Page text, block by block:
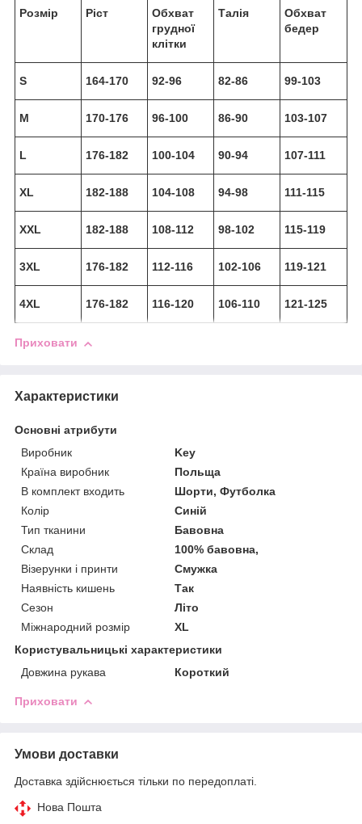
Розмір Ріст
Обхват
грудної
клітки
Талія
Обхват
бедер
S 164-170 92-96 82-86 99-103
M 170-176 96-100 86-90 103-107
L 176-182 100-104 90-94 107-111
XL 182-188 104-108 94-98 111-115
XXL 182-188 108-112 98-102 115-119
3XL 176-182 112-116 102-106 119-121
4XL 176-182 116-120 106-110 121-125
Приховати
Характеристики
Основні атрибути
Виробник
Key
Країна виробник
Польща
В комплект входить
Шорти, Футболка
Колір
Синій
Тип тканини
Бавовна
Склад
100% бавовна,
Візерунки і принти
Смужка
Наявність кишень
Так
Сезон
Літо
Міжнародний розмір
XL
Користувальницькі характеристики
Довжина рукава
Короткий
Приховати
Умови доставки
Доставка здійснюється тільки по передоплаті.
Нова Пошта